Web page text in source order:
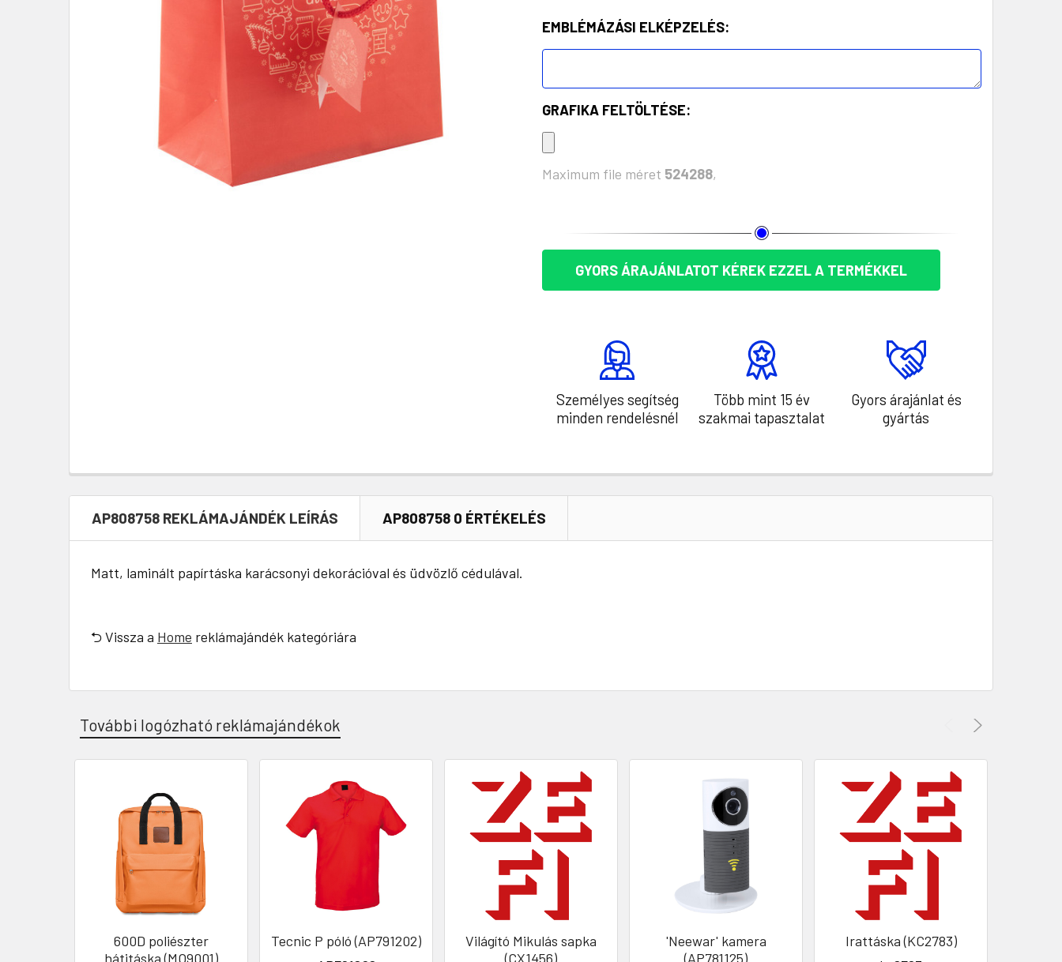
EMBLÉMÁZÁSI ELKÉPZELÉS:
GRAFIKA FELTÖLTÉSE:
Maximum file méret 524288,
GYORS ÁRAJÁNLATOT KÉREK EZZEL A TERMÉKKEL
Személyes segítség
minden rendelésnél
Több mint 15 év
szakmai tapasztalat
Gyors árajánlat és
gyártás
AP808758 REKLÁMAJÁNDÉK LEÍRÁS AP808758 0 ÉRTÉKELÉS
Matt, laminált papírtáska karácsonyi dekorációval és üdvözlő cédulával.
⮌ Vissza a Home reklámajándék kategóriára
További logózható reklámajándékok
600D poliészter
hátitáska (MO9001)
Tecnic P póló (AP791202)
Világító Mikulás sapka
(CX1456)
'Neewar' kamera
(AP781125)
Irattáska (KC2783)